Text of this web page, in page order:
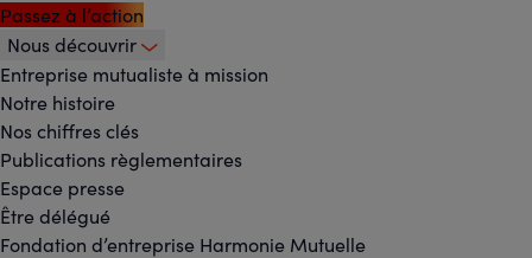
Passez à l’action
Footer
-
Menu
principal
Nous découvrir
Entreprise mutualiste à mission
Notre histoire
Nos chiffres clés
Publications règlementaires
Espace presse
Être délégué
Fondation d’entreprise Harmonie Mutuelle